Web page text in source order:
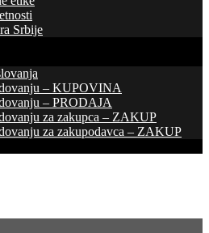
Srbije
– KUPOVINA
– PRODAJA
za zakupca – ZAKUP
za zakupodavca – ZAKUP